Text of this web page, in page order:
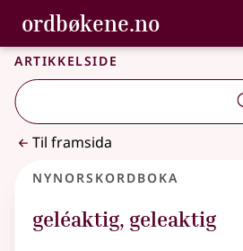
Gå til hovudinnhald
Tilgjenge
ordbøkene.no,
Bokmålsordboka og Nynorskordboka
Artikkelside
Til framsida
Nynorskordboka
geléaktig, geleaktig